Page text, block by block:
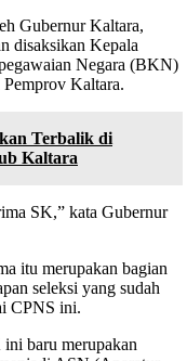
Gubernur Kaltara,
disaksikan Kepala
Negara (BKN)
Pemprov Kaltara.
Terbalik di
Kaltara
SK,” kata Gubernur
itu merupakan bagian
seleksi yang sudah
CPNS ini.
baru merupakan